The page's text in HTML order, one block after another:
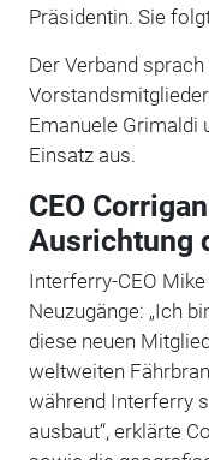
Präsidentin. Sie
Der Verband
Emanuele Grimaldi
Einsatz aus.
CEO
Ausrichtung
Interferry-CEO
Neuzugänge: „Ich
diese neuen
weltweiten
während Interferry
ausbaut“, erklärte